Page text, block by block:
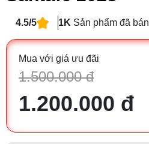
4.5/5 1K Sản phẩm đã bán
Mua với giá ưu đãi
1.500.000 đ
1.200.000 đ